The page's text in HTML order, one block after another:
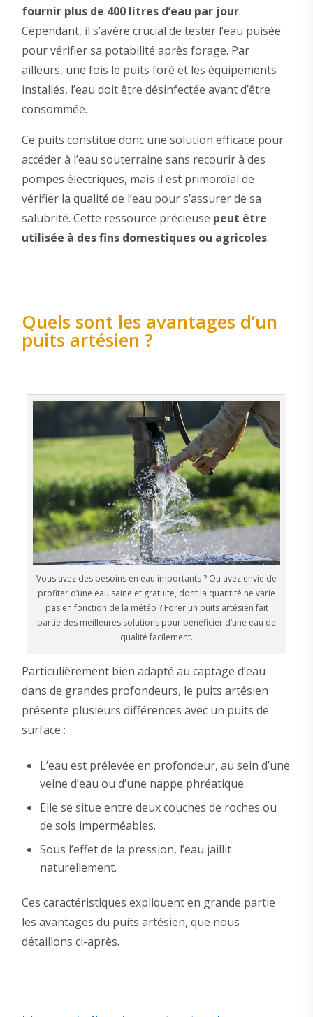
fournir plus de 400 litres d’eau par jour.
Cependant, il s’avère crucial de tester l’eau puisée
pour vérifier sa potabilité après forage. Par
ailleurs, une fois le puits foré et les équipements
installés, l’eau doit être désinfectée avant d’être
consommée.
Ce puits constitue donc une solution efficace pour
accéder à l’eau souterraine sans recourir à des
pompes électriques, mais il est primordial de
vérifier la qualité de l’eau pour s’assurer de sa
salubrité. Cette ressource précieuse peut être
utilisée à des fins domestiques ou agricoles.
Quels sont les avantages d’un
puits artésien ?
Vous avez des besoins en eau importants ? Ou avez envie de
profiter d’une eau saine et gratuite, dont la quantité ne varie
pas en fonction de la météo ? Forer un puits artésien fait
partie des meilleures solutions pour bénéficier d’une eau de
qualité facilement.
Particulièrement bien adapté au captage d’eau
dans de grandes profondeurs, le puits artésien
présente plusieurs différences avec un puits de
surface :
L’eau est prélevée en profondeur, au sein d’une
veine d’eau ou d’une nappe phréatique.
Elle se situe entre deux couches de roches ou
de sols imperméables.
Sous l’effet de la pression, l’eau jaillit
naturellement.
Ces caractéristiques expliquent en grande partie
les avantages du puits artésien, que nous
détaillons ci-après.